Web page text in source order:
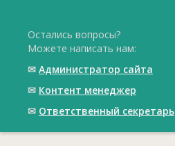
Остались вопросы?
Можете написать нам:
✉ Администратор сайта
✉ Контент менеджер
✉ Ответственный cекретарь